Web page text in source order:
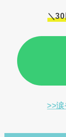
＼
>>